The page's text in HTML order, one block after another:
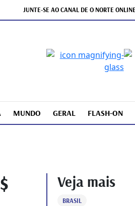
JUNTE-SE AO CANAL DE O NORTE
MUNDO GERAL FLASH-ON
Veja mais
BRASIL